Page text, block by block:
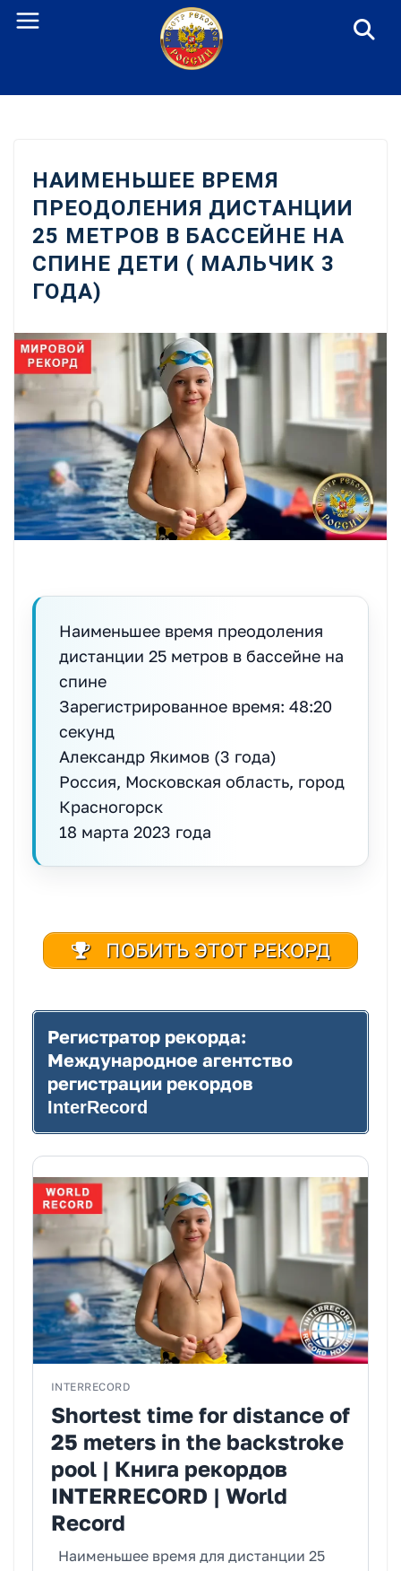
Перейти
НАИМЕНЬШЕЕ ВРЕМЯ
ПРЕОДОЛЕНИЯ ДИСТАНЦИИ
25 МЕТРОВ В БАССЕЙНЕ НА
СПИНЕ ДЕТИ ( МАЛЬЧИК 3
ГОДА)
Наименьшее время преодоления
дистанции 25 метров в бассейне на
спине
Зарегистрированное время: 48:20
секунд
Александр Якимов (3 года)
Россия, Московская область, город
Красногорск
18 марта 2023 года
ПОБИТЬ ЭТОТ РЕКОРД
Регистратор рекорда:
Международное агентство
регистрации рекордов
InterRecord
INTERRECORD
Shortest time for distance of
25 meters in the backstroke
pool | Книга рекордов
INTERRECORD | World
Record
Наименьшее время для дистанции 25